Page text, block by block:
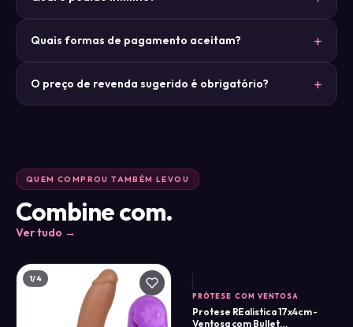
Quais formas de pagamento aceitam?
O preço de revenda sugerido é obrigatório?
QUEM COMPROU TAMBÉM LEVOU
Combine com.
Ver tudo →
1/4
PRÓTESE COM VENTOSA
Protese REalistica 17x4cm -
Ventosa com Bullet